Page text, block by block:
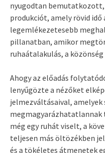
nyugodtan
produkciót, amely rövid
legemlékezetesebb
pillanatban, amikor
ruhaátalakulás, a
Ahogy az előadás
lenyűgözte a nézőket
jelmezváltásaival, amelyek
megmagyarázhatatlannak
még egy ruhát viselt, a
teljesen más öltözékben
és a tökéletes átmenetek